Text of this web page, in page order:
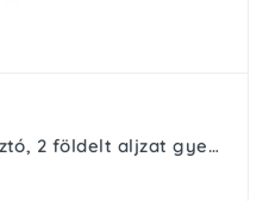
Home NV 22 hálózati elosztó, 2 földelt aljzat gyermekvédelemmel ellátva, (max. 3680W), fehér